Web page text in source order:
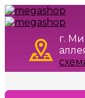
г.